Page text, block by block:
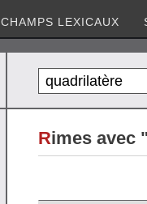
CHAMPS LEXICAUX
Rimes avec